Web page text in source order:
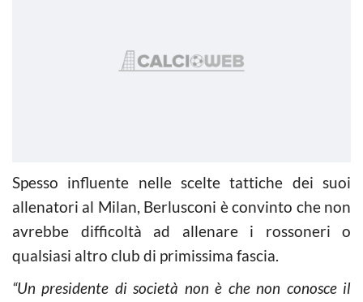
Spesso influente nelle scelte tattiche dei suoi
allenatori al Milan, Berlusconi è convinto che non
avrebbe difficoltà ad allenare i rossoneri o
qualsiasi altro club di primissima fascia.
“Un presidente di società non è che non conosce il